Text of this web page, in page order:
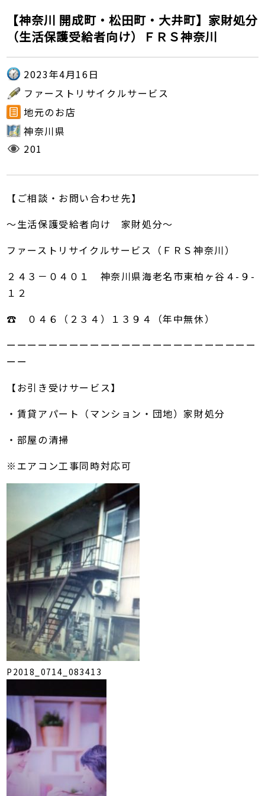
【神奈川 開成町・松田町・大井町】家財処分
（生活保護受給者向け）ＦＲＳ神奈川
2023年4月16日
ファーストリサイクルサービス
地元のお店
神奈川県
201
【ご相談・お問い合わせ先】
～生活保護受給者向け 家財処分～
ファーストリサイクルサービス（ＦＲＳ神奈川）
２４３－０４０１ 神奈川県海老名市東柏ヶ谷４-９-
１２
☎ ０４６（２３４）１３９４（年中無休）
ーーーーーーーーーーーーーーーーーーーーーーーー
ーー
【お引き受けサービス】
・賃貸アパート（マンション・団地）家財処分
・部屋の清掃
※エアコン工事同時対応可
P2018_0714_083413